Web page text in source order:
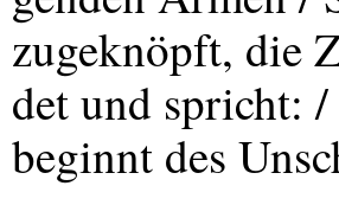
zugeknöpft, die
det und spricht:
beginnt des